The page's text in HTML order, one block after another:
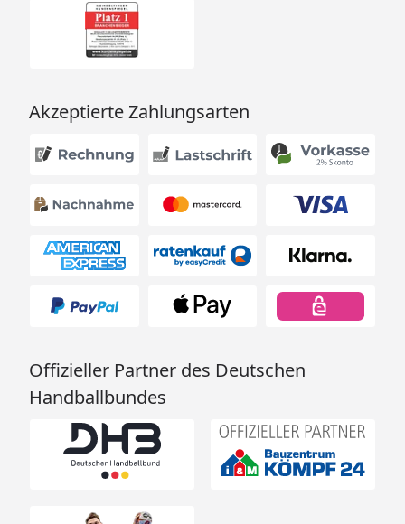
Akzeptierte Zahlungsarten
Offizieller Partner des Deutschen
Handballbundes